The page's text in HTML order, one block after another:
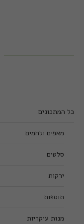
כל המתכונים
מאפים ולחמים
סלטים
ירקות
תוספות
מנות עיקריות